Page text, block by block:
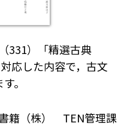
331）「精選古典
応した内容で，古文
。
籍（株） TEN管理課